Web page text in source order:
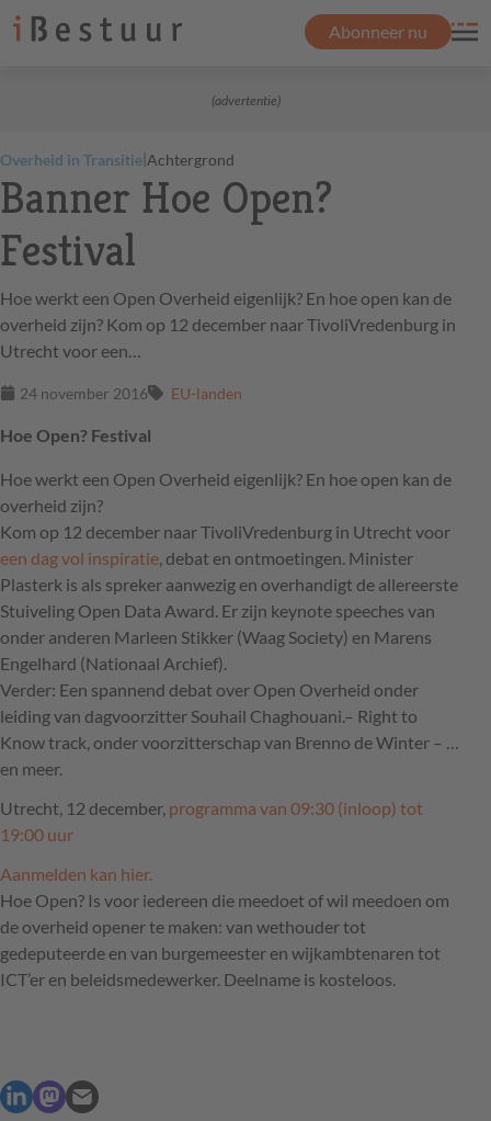
Abonneer nu
(advertentie)
Overheid in Transitie|Achtergrond
Banner Hoe Open?
Festival
Hoe werkt een Open Overheid eigenlijk? En hoe open kan de
overheid zijn? Kom op 12 december naar TivoliVredenburg in
Utrecht voor een…
24 november 2016 EU-landen
Hoe Open? Festival
Hoe werkt een Open Overheid eigenlijk? En hoe open kan de
overheid zijn?
Kom op 12 december naar TivoliVredenburg in Utrecht voor
een dag vol inspiratie, debat en ontmoetingen. Minister
Plasterk is als spreker aanwezig en overhandigt de allereerste
Stuiveling Open Data Award. Er zijn keynote speeches van
onder anderen Marleen Stikker (Waag Society) en Marens
Engelhard (Nationaal Archief).
Verder: Een spannend debat over Open Overheid onder
leiding van dagvoorzitter Souhail Chaghouani.– Right to
Know track, onder voorzitterschap van Brenno de Winter – …
en meer.
Utrecht, 12 december, programma van 09:30 (inloop) tot
19:00 uur
Aanmelden kan hier.
Hoe Open? Is voor iedereen die meedoet of wil meedoen om
de overheid opener te maken: van wethouder tot
gedeputeerde en van burgemeester en wijkambtenaren tot
ICT’er en beleidsmedewerker. Deelname is kosteloos.